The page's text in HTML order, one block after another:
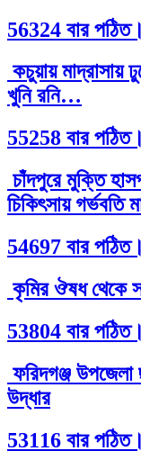
56324 বার পঠিত।
কচুয়ায় মাদ্রাসায়
খুনি রনি…
55258 বার পঠিত।
চাঁদপুরে মুক্তি
চিকিৎসায় গর্ভবতি
54697 বার পঠিত।
কৃমির ঔষধ থেকে
53804 বার পঠিত।
ফরিদগঞ্জ
উদ্ধার
53116 বার পঠিত।